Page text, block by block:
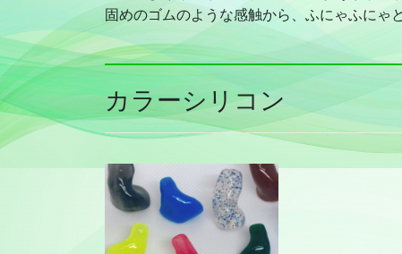
固めのゴムのような感触から、ふにゃふにゃ
カラーシリコン